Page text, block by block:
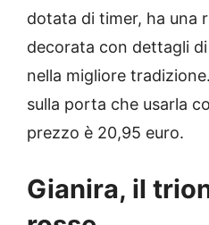
dotata di timer, ha una
decorata con dettagli
nella migliore
sulla porta che usarla
prezzo è 20,95 euro.
Gianira, il